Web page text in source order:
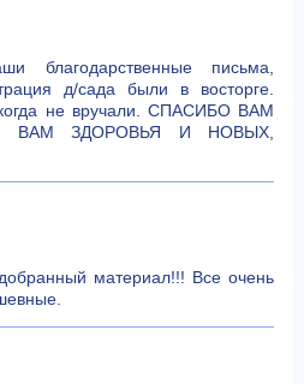
благодарственные письма,
д/сада были в восторге.
не вручали. СПАСИБО ВАМ
ВАМ ЗДОРОВЬЯ И НОВЫХ,
материал!!! Все очень